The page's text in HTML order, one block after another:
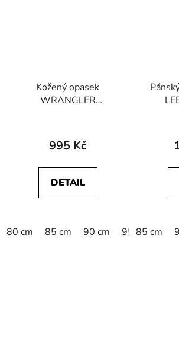
Kožený opasek
WRANGLER
995 Kč
DETAIL
80 cm 85 cm 90 cm 95 cm85 cm